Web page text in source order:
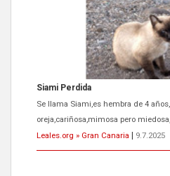
ADOPCIÓN URGENTE GATA
El ayuntamiento se va a llevar a Los
próximos días, ella incluida...
Leales.org » Gran Canaria
9.7.2025